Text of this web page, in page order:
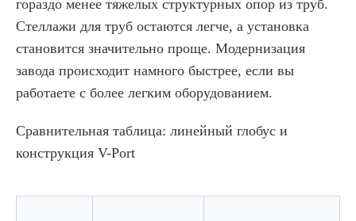
гораздо менее тяжелых структурных опор из труб.
Стеллажи для труб остаются легче, а установка
становится значительно проще. Модернизация
завода происходит намного быстрее, если вы
работаете с более легким оборудованием.
Сравнительная таблица: линейный глобус и
конструкция V-Port